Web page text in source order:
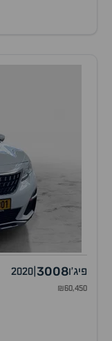
פיג'ו3008
2020
₪60,450